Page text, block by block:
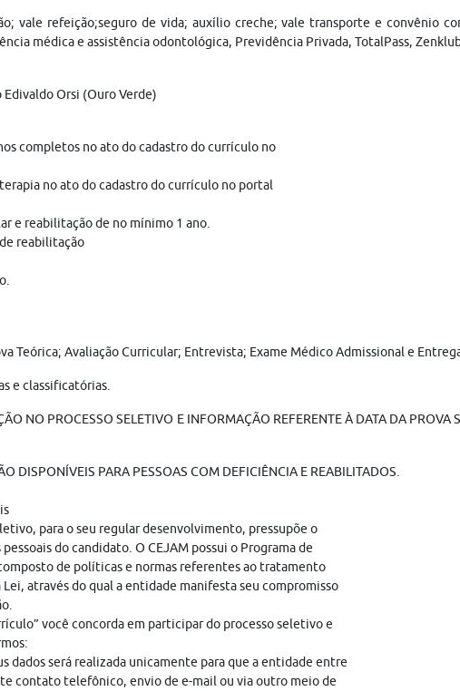
vale refeição;seguro de vida; auxílio creche; vale transporte e convênio
médica e assistência odontológica, Previdência Privada, TotalPass,
Orsi (Ouro Verde)
completos no ato do cadastro do currículo no
no ato do cadastro do currículo no portal
e reabilitação de no mínimo 1 ano.
reabilitação
Teórica; Avaliação Curricular; Entrevista; Exame Médico Admissional e
e classificatórias.
NO PROCESSO SELETIVO E INFORMAÇÃO REFERENTE À DATA DA PROVA
DISPONÍVEIS PARA PESSOAS COM DEFICIÊNCIA E REABILITADOS.
para o seu regular desenvolvimento, pressupõe o
do candidato. O CEJAM possui o Programa de
de políticas e normas referentes ao tratamento
Lei, através do qual a entidade manifesta seu compromisso
você concorda em participar do processo seletivo e
dados será realizada unicamente para que a entidade entre
contato telefônico, envio de e-mail ou via outro meio de